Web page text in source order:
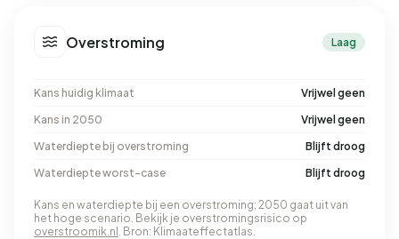
Overstroming Laag
Kans huidig klimaat
Vrijwel geen
Kans in 2050
Vrijwel geen
Waterdiepte bij overstroming
Blijft droog
Waterdiepte worst-case
Blijft droog
Kans en waterdiepte bij een overstroming; 2050 gaat uit van
het hoge scenario. Bekijk je overstromingsrisico op
overstroomik.nl . Bron: Klimaateffectatlas.